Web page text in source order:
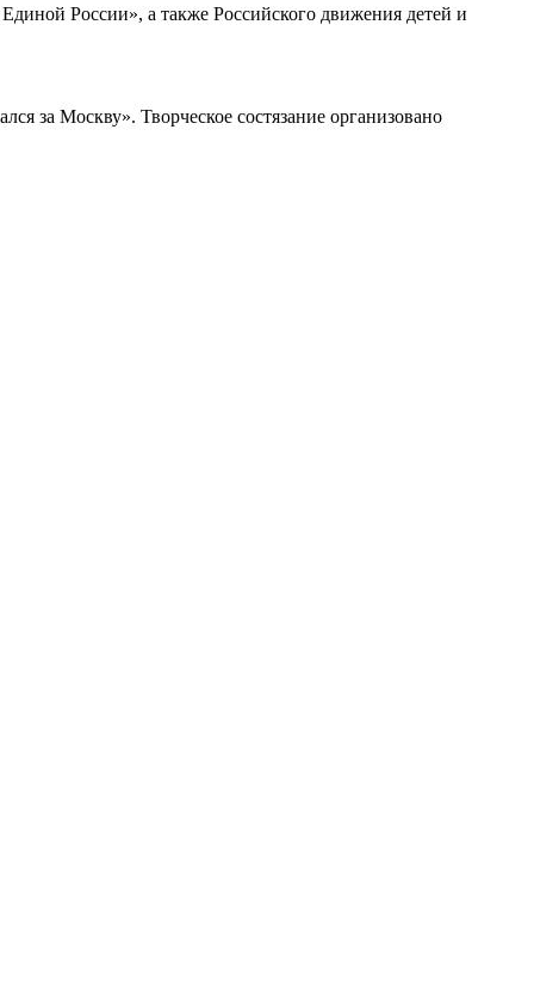
России», а также Российского движения детей и
за Москву». Творческое состязание организовано